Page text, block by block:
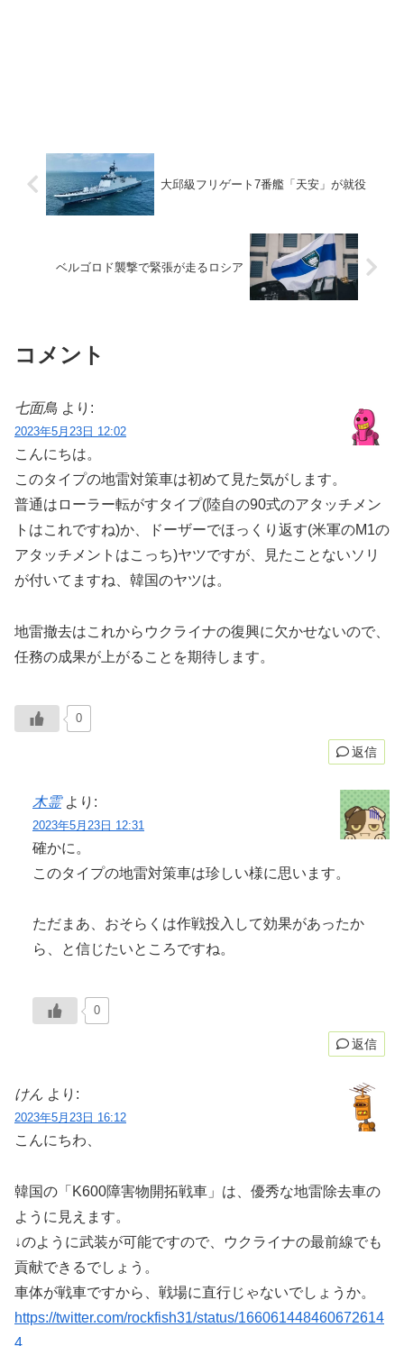
大邱級フリゲート7番艦「天安」が就役
ベルゴロド襲撃で緊張が走るロシア
コメント
七面鳥 より:
2023年5月23日 12:02
こんにちは。
このタイプの地雷対策車は初めて見た気がします。
普通はローラー転がすタイプ(陸自の90式のアタッチメン
トはこれですね)か、ドーザーでほっくり返す(米軍のM1の
アタッチメントはこっち)ヤツですが、見たことないソリ
が付いてますね、韓国のヤツは。
地雷撤去はこれからウクライナの復興に欠かせないので、
任務の成果が上がることを期待します。
0
返信
木霊 より:
2023年5月23日 12:31
確かに。
このタイプの地雷対策車は珍しい様に思います。
ただまあ、おそらくは作戦投入して効果があったか
ら、と信じたいところですね。
0
返信
けん より:
2023年5月23日 16:12
こんにちわ、
韓国の「K600障害物開拓戦車」は、優秀な地雷除去車の
ように見えます。
↓のように武装が可能ですので、ウクライナの最前線でも
貢献できるでしょう。
車体が戦車ですから、戦場に直行じゃないでしょうか。
https://twitter.com/rockfish31/status/166061448460672614
4